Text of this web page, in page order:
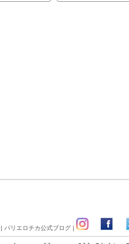
| パリエロチカ公式ブログ |